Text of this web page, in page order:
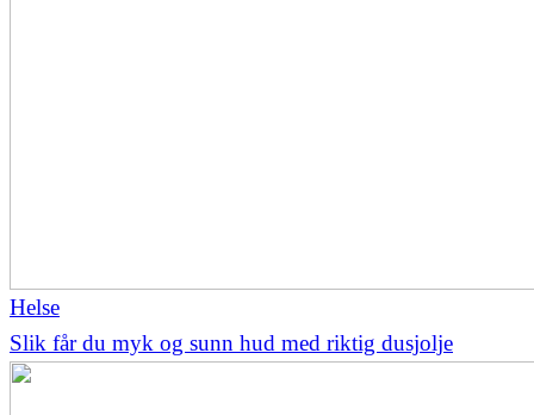
Helse
Slik får du myk og sunn hud med riktig dusjolje